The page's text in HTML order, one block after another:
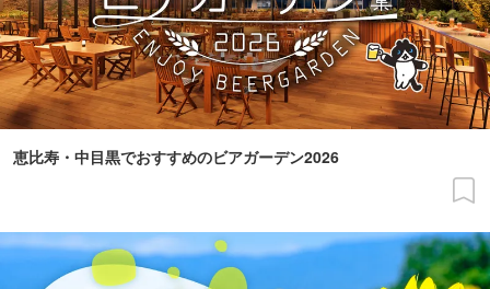
恵比寿・中目黒でおすすめのビアガーデン2026